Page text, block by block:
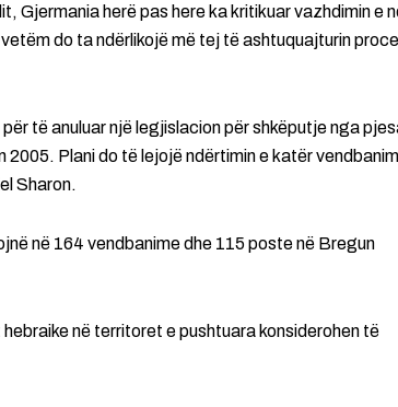
Gjermania herë pas here ka kritikuar vazhdimin e
do ta ndërlikojë më tej të ashtuquajturin
të anuluar një legjislacion për shkëputje nga
2005. Plani do të lejojë ndërtimin e katër
Sharon.
në 164 vendbanime dhe 115 poste në Bregun
në territoret e pushtuara konsiderohen të